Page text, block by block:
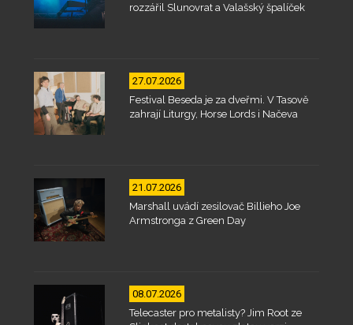
rozzářil Slunovrat a Valašský špalíček
27.07.2026
Festival Beseda je za dveřmi. V Tasově
zahrají Liturgy, Horse Lords i Načeva
21.07.2026
Marshall uvádí zesilovač Billieho Joe
Armstronga z Green Day
08.07.2026
Telecaster pro metalisty? Jim Root ze